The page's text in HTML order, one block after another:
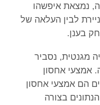
נמצאת איפשהו
לבין העלאה של
בענן.
מגנטית, נסביר
אמצעי אחסון
הם אמצעי אחסון
בצורה